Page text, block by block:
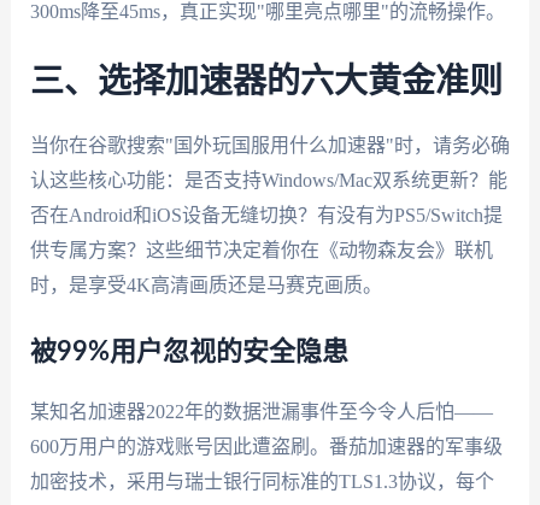
300ms降至45ms，真正实现"哪里亮点哪里"的流畅操作。
三、选择加速器的六大黄金准则
当你在谷歌搜索"国外玩国服用什么加速器"时，请务必确
认这些核心功能：是否支持Windows/Mac双系统更新？能
否在Android和iOS设备无缝切换？有没有为PS5/Switch提
供专属方案？这些细节决定着你在《动物森友会》联机
时，是享受4K高清画质还是马赛克画质。
被99%用户忽视的安全隐患
某知名加速器2022年的数据泄漏事件至今令人后怕——
600万用户的游戏账号因此遭盗刷。番茄加速器的军事级
加密技术，采用与瑞士银行同标准的TLS1.3协议，每个